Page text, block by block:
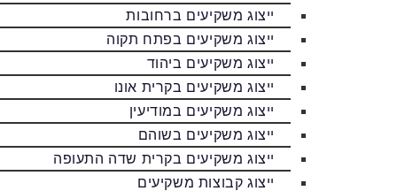
ייצוג משקיעים ברחובות
ייצוג משקיעים בפתח תקוה
ייצוג משקיעים ביהוד
ייצוג משקיעים בקרית אונו
ייצוג משקיעים במודיעין
ייצוג משקיעים בשוהם
ייצוג משקיעים בקרית שדה התעופה
ייצוג קבוצות משקיעים